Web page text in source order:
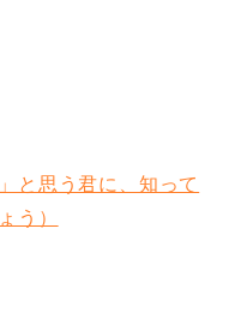
と思う君に、知って
う）